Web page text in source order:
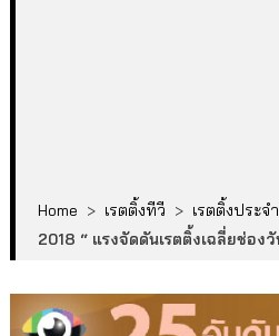
Home > เรตติ้งทีวี > เรตติ้งประจ
2018 “ แรงจัดดันเรตติ้งเฉลี่ยช่อง